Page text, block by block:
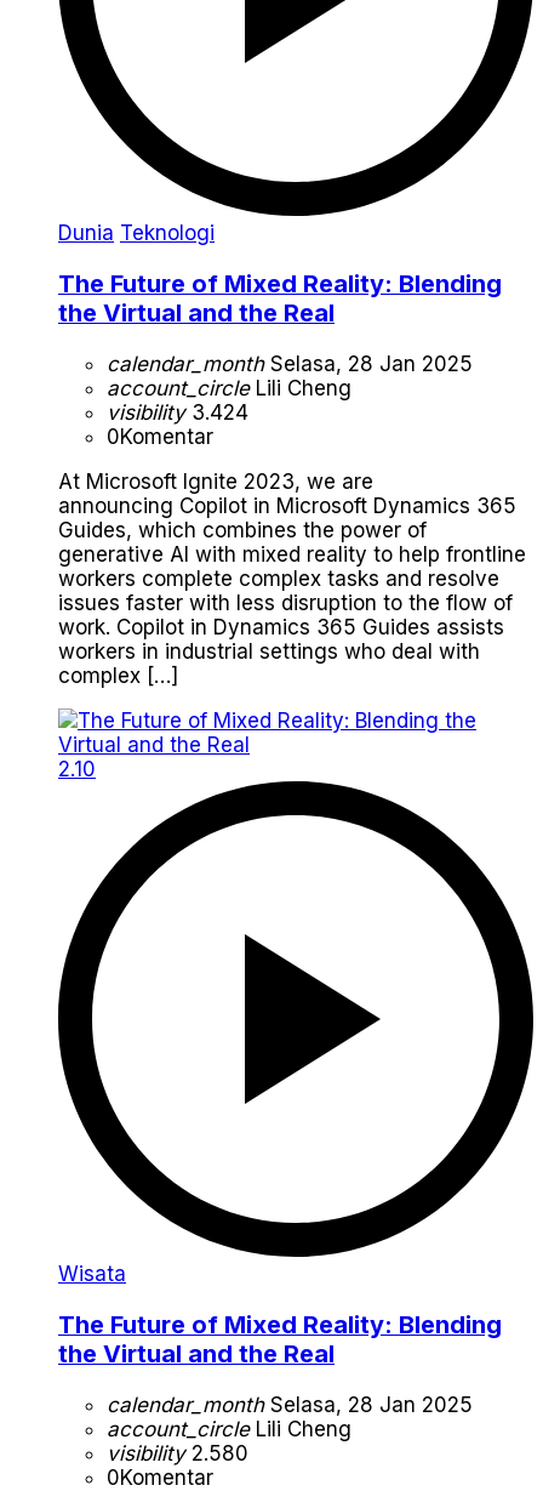
Dunia Teknologi
The Future of Mixed Reality: Blending
the Virtual and the Real
calendar_monthSelasa, 28 Jan 2025
account_circleLili Cheng
visibility3.424
0Komentar
At Microsoft Ignite 2023, we are
announcing Copilot in Microsoft Dynamics 365
Guides, which combines the power of
generative AI with mixed reality to help frontline
workers complete complex tasks and resolve
issues faster with less disruption to the flow of
work. Copilot in Dynamics 365 Guides assists
workers in industrial settings who deal with
complex […]
2.10
Wisata
The Future of Mixed Reality: Blending
the Virtual and the Real
calendar_monthSelasa, 28 Jan 2025
account_circleLili Cheng
visibility2.580
0Komentar